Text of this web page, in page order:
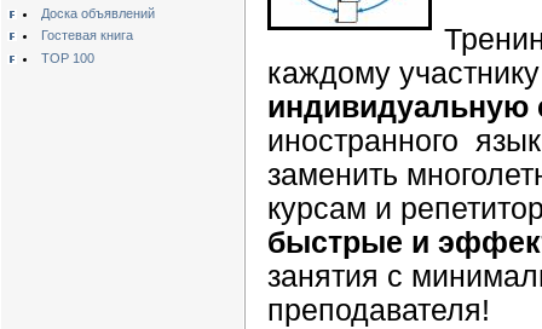
Доска объявлений
Гостевая книга
TOP 100
каждому
индивидуальную
иностранного
заменить
курсам и
быстрые и
занятия с
преподавателя!